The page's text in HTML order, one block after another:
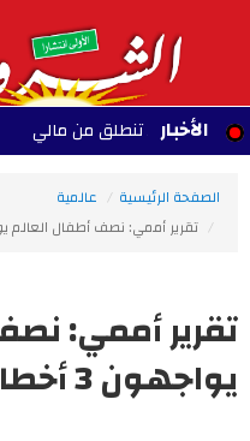
الأخبار
المجد تنطلق من مالي 13:14 - 2026/08/06
الصفحة الرئيسية
عالمية
تقرير أممي: نصف أطفال العالم يواجهون 3 أخطار
تقرير أممي:
يواجهون 3 أخطار مناخية متزامنة